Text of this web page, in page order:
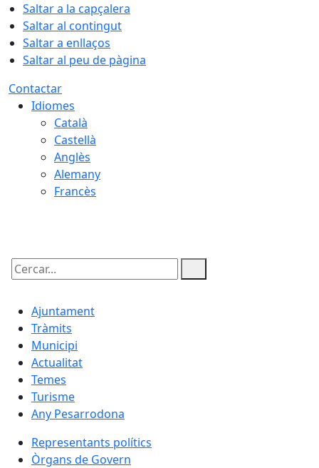
Saltar a la capçalera
Saltar al contingut
Saltar a enllaços
Saltar al peu de pàgina
Contactar
Idiomes
Català
Castellà
Anglès
Alemany
Francès
Cercar:
Ajuntament
Tràmits
Municipi
Actualitat
Temes
Turisme
Any Pesarrodona
Representants polítics
Òrgans de Govern